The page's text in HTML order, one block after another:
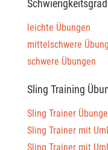
Schwierigkeitsgrad
leichte Übungen
mittelschwere
schwere Übungen
Sling Training
Sling Trainer
Sling Trainer mit
Sling Trainer mit